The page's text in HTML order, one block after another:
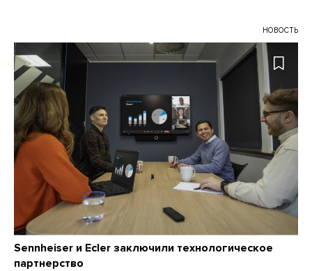
НОВОСТЬ
Sennheiser и Ecler заключили технологическое
партнерство